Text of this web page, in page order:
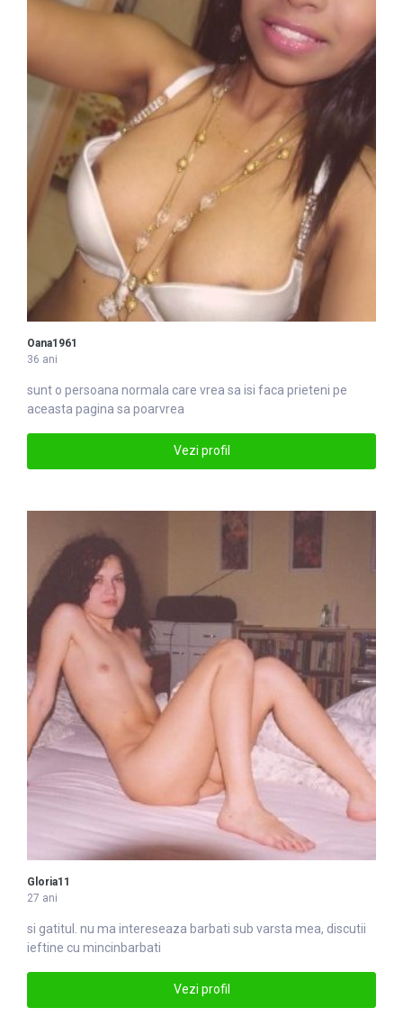
Oana1961
36 ani
sunt o persoana normala care vrea sa isi faca prieteni pe
aceasta pagina sa poarvrea
Vezi profil
Gloria11
27 ani
si gatitul. nu ma intereseaza barbati sub varsta mea, discutii
ieftine cu mincinbarbati
Vezi profil